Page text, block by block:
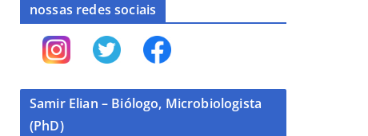
nossas redes sociais
Samir Elian – Biólogo, Microbiologista
(PhD)